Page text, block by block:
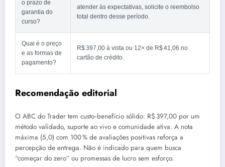
o prazo de
garantia do
curso?
atender às expectativas, solicite o reembolso
total dentro desse período.
Qual é o preço
e as formas de
pagamento?
R$ 397,00 à vista ou 12× de R$ 41,06 no
cartão de crédito.
Recomendação editorial
O ABC do Trader tem custo‑benefício sólido: R$ 397,00 por um
método validado, suporte ao vivo e comunidade ativa. A nota
máxima (5,0) com 100 % de avaliações positivas reforça a
percepção de entrega. Não é indicado para quem busca
“começar do zero” ou promessas de lucro sem esforço.